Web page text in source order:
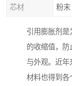
芯材 粉末
引用膨胀剂
的收缩值，
与外观。近年
材料也得到各